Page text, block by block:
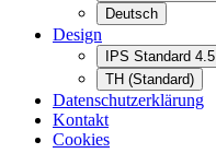
Deutsch
Design
IPS Standard 4.5
TH (Standard)
Datenschutzerklärung
Kontakt
Cookies